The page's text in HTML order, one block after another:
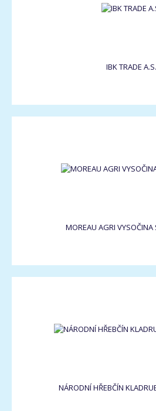
IBK TRADE A.S.
MOREAU AGRI VYSOČINA
NÁRODNÍ HŘEBČÍN